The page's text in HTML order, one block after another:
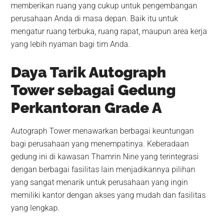
memberikan ruang yang cukup untuk pengembangan
perusahaan Anda di masa depan. Baik itu untuk
mengatur ruang terbuka, ruang rapat, maupun area kerja
yang lebih nyaman bagi tim Anda.
Daya Tarik Autograph
Tower sebagai Gedung
Perkantoran Grade A
Autograph Tower menawarkan berbagai keuntungan
bagi perusahaan yang menempatinya. Keberadaan
gedung ini di kawasan Thamrin Nine yang terintegrasi
dengan berbagai fasilitas lain menjadikannya pilihan
yang sangat menarik untuk perusahaan yang ingin
memiliki kantor dengan akses yang mudah dan fasilitas
yang lengkap.